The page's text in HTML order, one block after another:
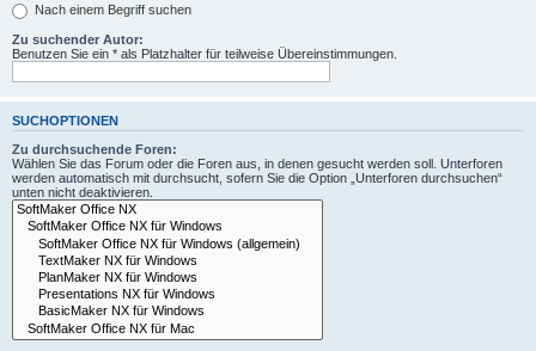
Nach einem Begriff suchen
Zu suchender Autor:
Benutzen Sie ein * als Platzhalter für teilweise Übereinstimmungen.
SUCHOPTIONEN
Zu durchsuchende Foren:
Wählen Sie das Forum oder die Foren aus, in denen gesucht werden soll. Unterforen
werden automatisch mit durchsucht, sofern Sie die Option „Unterforen durchsuchen“
unten nicht deaktivieren.